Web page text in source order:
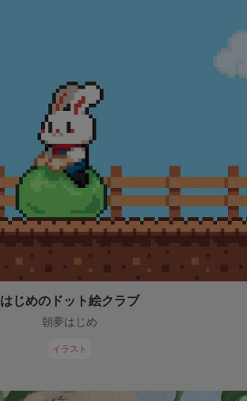
はじめのドット絵クラブ
朝夢はじめ
イラスト